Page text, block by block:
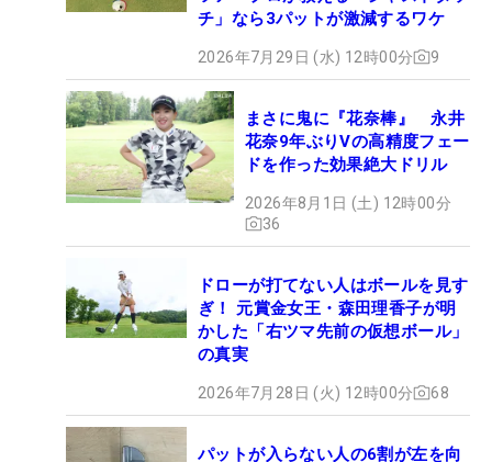
チ」なら3パットが激減するワケ
2026年7月29日 (水) 12時00分 9
まさに鬼に『花奈棒』 永井
花奈9年ぶりVの高精度フェー
ドを作った効果絶大ドリル
2026年8月1日 (土) 12時00分
36
ドローが打てない人はボールを見す
ぎ！ 元賞金女王・森田理香子が明
かした「右ツマ先前の仮想ボール」
の真実
2026年7月28日 (火) 12時00分 68
パットが入らない人の6割が左を向